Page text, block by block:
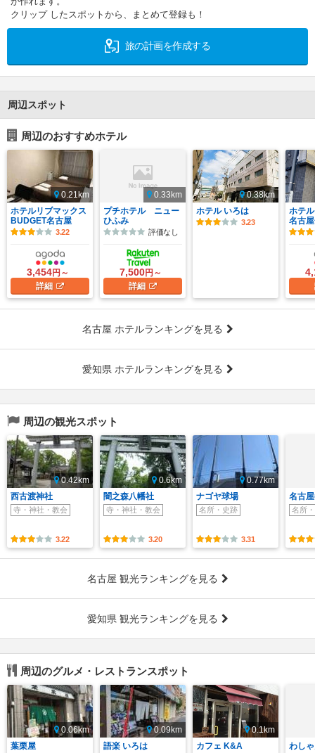
クリップ したスポットから、まとめて登録も！
旅の計画を作成する
周辺スポット
周辺のおすすめホテル
0.21km
ホテルリブマックス
BUDGET名古屋
3.22
3,454円～
詳細
0.33km
プチホテル ニュー
ひふみ
評価なし
7,500円～
詳細
0.38km
ホテル いろは
3.23
ホテ
名古
名古屋 ホテルランキングを見る
愛知県 ホテルランキングを見る
周辺の観光スポット
0.42km
西古渡神社
寺・神社・教会
3.22
0.6km
闇之森八幡社
寺・神社・教会
3.20
0.77km
ナゴヤ球場
名所・史跡
3.31
名古
名所
名古屋 観光ランキングを見る
愛知県 観光ランキングを見る
周辺のグルメ・レストランスポット
0.06km
葉栗屋
0.09km
語楽 いろは
0.1km
カフェ K&A
わし